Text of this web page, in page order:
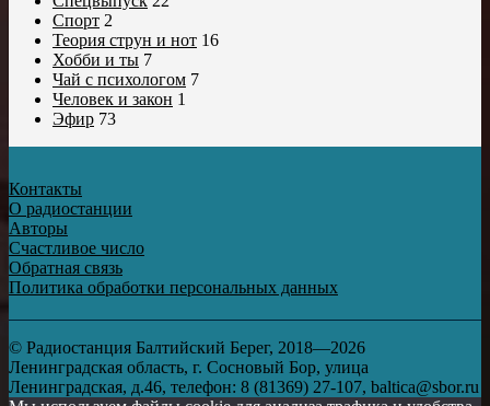
Спорт 2
Теория струн и нот 16
Хобби и ты 7
Чай с психологом 7
Человек и закон 1
Эфир 73
Контакты
О радиостанции
Авторы
Счастливое число
Обратная связь
Политика обработки персональных данных
© Радиостанция Балтийский Берег, 2018—2026
Ленинградская область, г. Сосновый Бор, улица
Ленинградская, д.46, телефон: 8 (81369) 27-107, baltica@sbor.ru